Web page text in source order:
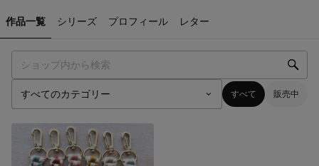
作品一覧 シリーズ プロフィール レター
すべて 販売中